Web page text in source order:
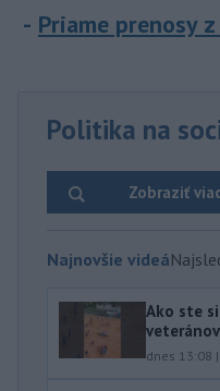
Priame prenosy
Politika na
Zobraziť
Najnovšie videá
Ako ste
dnes 13:08 |